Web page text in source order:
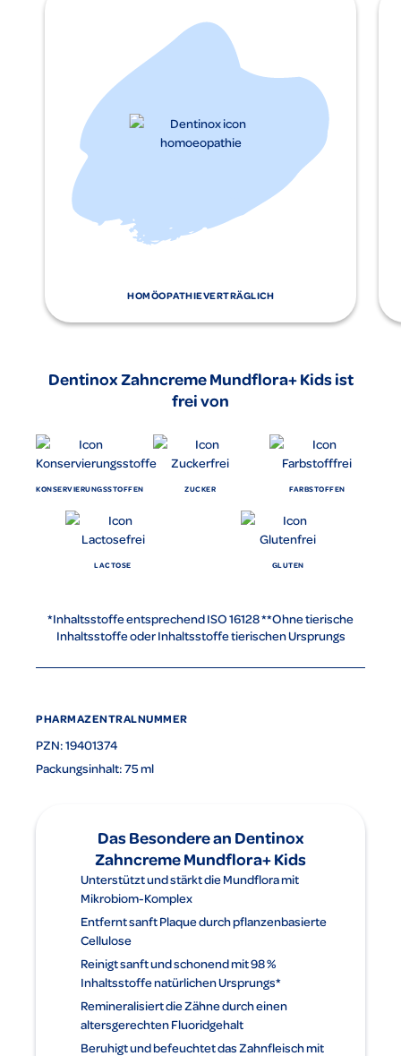
HOMÖOPATHIEVERTRÄGLICH
Dentinox Zahncreme Mundflora+ Kids ist
frei von
KONSERVIERUNGSSTOFFEN ZUCKER FARBSTOFFEN
LACTOSE GLUTEN
*Inhaltsstoffe entsprechend ISO 16128 **Ohne tierische
Inhaltsstoffe oder Inhaltsstoffe tierischen Ursprungs
PHARMAZENTRALNUMMER
PZN: 19401374
Packungsinhalt: 75 ml
Das Besondere an Dentinox
Zahncreme Mundflora+ Kids
Unterstützt und stärkt die Mundflora mit
Mikrobiom-Komplex
Entfernt sanft Plaque durch pflanzenbasierte
Cellulose
Reinigt sanft und schonend mit 98 %
Inhaltsstoffe natürlichen Ursprungs*
Remineralisiert die Zähne durch einen
altersgerechten Fluoridgehalt
Beruhigt und befeuchtet das Zahnfleisch mit